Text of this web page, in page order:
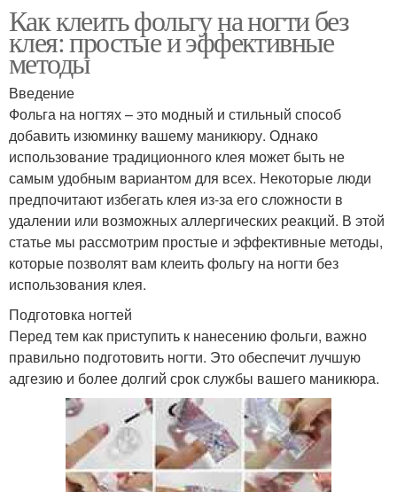
Как клеить фольгу на ногти без
клея: простые и эффективные
методы
Введение
Фольга на ногтях – это модный и стильный способ
добавить изюминку вашему маникюру. Однако
использование традиционного клея может быть не
самым удобным вариантом для всех. Некоторые люди
предпочитают избегать клея из-за его сложности в
удалении или возможных аллергических реакций. В этой
статье мы рассмотрим простые и эффективные методы,
которые позволят вам клеить фольгу на ногти без
использования клея.
Подготовка ногтей
Перед тем как приступить к нанесению фольги, важно
правильно подготовить ногти. Это обеспечит лучшую
адгезию и более долгий срок службы вашего маникюра.